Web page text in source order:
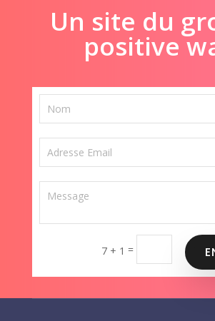
Un site du
positive
7 + 1 =